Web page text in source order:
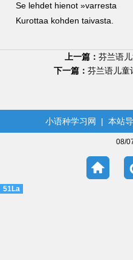
Se lehdet hienot »varresta
Kurottaa kohden taivasta.
上一篇： 芬兰语
下一篇： 芬兰语儿童
小语种学习网 | 本站
08/
51La